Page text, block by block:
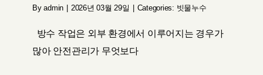
Byadmin 2026년 03월 29일 Categories: 빗물누수
방수 작업은 외부 환경에서 이루어지는 경우가
많아 안전관리가 무엇보다